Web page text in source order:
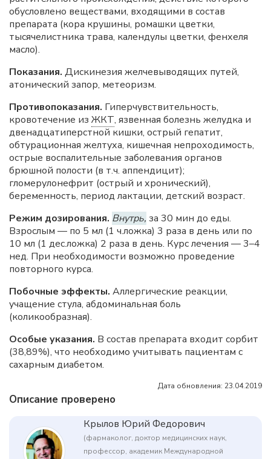
обусловлено веществами, входящими в состав
препарата (кора крушины, ромашки цветки,
тысячелистника трава, календулы цветки, фенхеля
масло).
Показания. Дискинезия желчевыводящих путей,
атонический запор, метеоризм.
Противопоказания. Гиперчувствительность,
кровотечение из ЖКТ, язвенная болезнь желудка и
двенадцатиперстной кишки, острый гепатит,
обтурационная желтуха, кишечная непроходимость,
острые воспалительные заболевания органов
брюшной полости (в т.ч. аппендицит);
гломерулонефрит (острый и хронический),
беременность, период лактации, детский возраст.
Режим дозирования. Внутрь, за 30 мин до еды.
Взрослым — по 5 мл (1 ч.ложка) 3 раза в день или по
10 мл (1 дес.ложка) 2 раза в день. Курс лечения — 3–4
нед. При необходимости возможно проведение
повторного курса.
Побочные эффекты. Аллергические реакции,
учащение стула, абдоминальная боль
(коликообразная).
Особые указания. В состав препарата входит сорбит
(38,89%), что необходимо учитывать пациентам с
сахарным диабетом.
Дата обновления: 23.04.2019
Описание проверено
Крылов Юрий Федорович
(фармаколог, доктор медицинских наук,
профессор, академик Международной